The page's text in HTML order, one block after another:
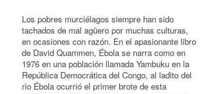
Los pobres murciélagos siempre han sido
tachados de mal agüero por muchas culturas,
en ocasiones con razón. En el apasionante libro
de David Quammen, Ébola se narra como en
1976 en una población llamada Yambuku en la
República Democrática del Congo, al ladito del
rio Ébola ocurrió el primer brote de esta